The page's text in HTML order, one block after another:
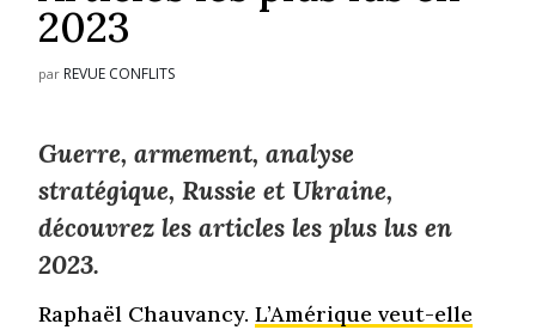
2023
par REVUE CONFLITS
Guerre, armement, analyse
stratégique, Russie et Ukraine,
découvrez les articles les plus lus en
2023.
Raphaël Chauvancy.L’Amérique veut-elle